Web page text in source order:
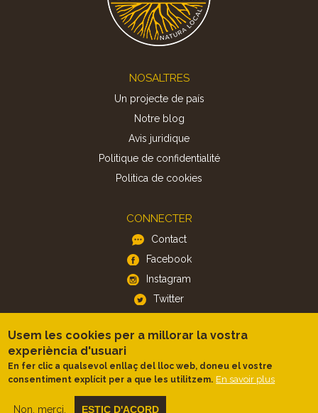
NOSALTRES
Un projecte de país
Notre blog
Avis juridique
Politique de confidentialité
Politica de cookies
CONNECTER
Contact
Facebook
Instagram
Twitter
APP
iOS
Android
Usem les cookies per a millorar la vostra
experiència d'usuari
En fer clic a qualsevol enllaç del lloc web, doneu el vostre
consentiment explícit per a que les utilitzem. En savoir plus
Non, merci. ESTIC D'ACORD